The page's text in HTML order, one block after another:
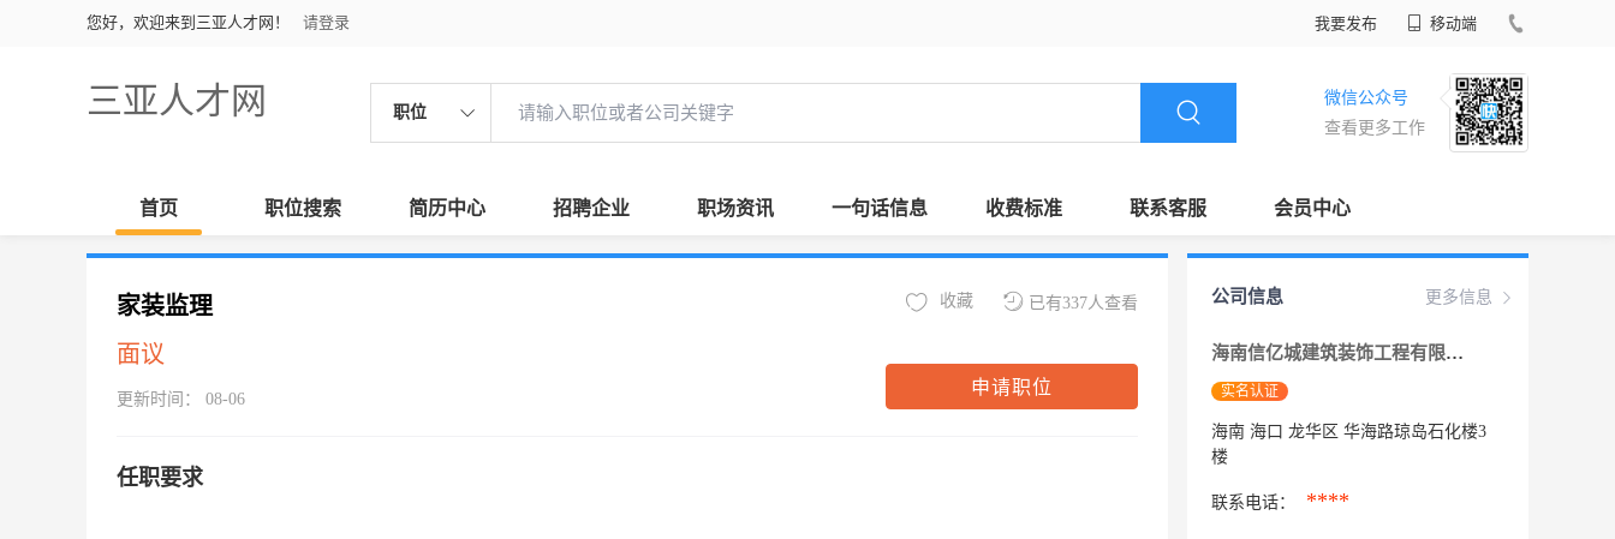
您好，欢迎来到三亚人才网！ 请登录 我要发布 移动端
三亚人才网 职位
微信公众号
查看更多工作
首页 职位搜索 简历中心 招聘企业 职场资讯 一句话信息 收费标准 联系客服 会员中心
家装监理
面议
更新时间： 08-06
已有337人查看
收藏
申请职位
任职要求
更多信息
公司信息
海南信亿城建筑装饰工程有限公司
实名认证
海南 海口 龙华区 华海路琼岛石化楼3
楼
联系电话： ****